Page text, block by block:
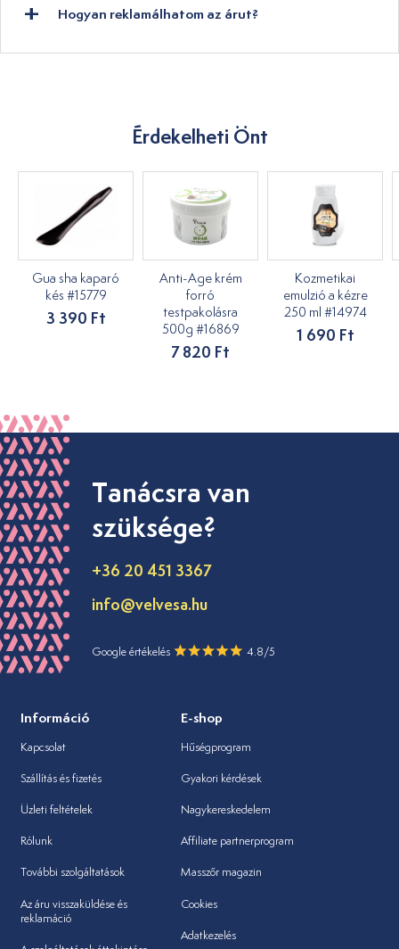
Hogyan reklamálhatom az árut?
Érdekelheti Önt
Gua sha kaparó
kés #15779
3 390 Ft
Anti-Age krém
forró
testpakolásra
500g #16869
7 820 Ft
Kozmetikai
emulzió a kézre
250 ml #14974
1 690 Ft
Tanácsra van
szüksége?
+36 20 451 3367
info@velvesa.hu
Google értékelés 4.8/5
Információ
Kapcsolat
Szállítás és fizetés
Üzleti feltételek
Rólunk
További szolgáltatások
Az áru visszaküldése és
reklamáció
E-shop
Hűségprogram
Gyakori kérdések
Nagykereskedelem
Affiliate partnerprogram
Masszőr magazin
Cookies
Adatkezelés